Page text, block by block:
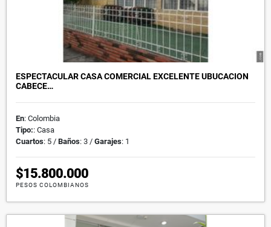
ESPECTACULAR CASA COMERCIAL EXCELENTE UBUCACION
CABECE…
En: Colombia
Tipo:: Casa
Cuartos: 5 / Baños: 3 / Garajes: 1
$15.800.000
PESOS COLOMBIANOS